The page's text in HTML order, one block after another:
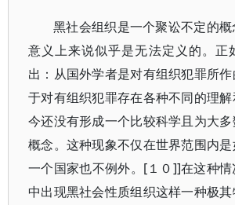
黑社会组织是一个聚讼不定的
意义上来说似乎是无法定义的。正
出：从国外学者是对有组织犯罪所
于对有组织犯罪存在各种不同的理
今还没有形成一个比较科学且为大
概念。这种现象不仅在世界范围内
一个国家也不例外。[１０]]在这种
中出现黑社会性质组织这样一种极